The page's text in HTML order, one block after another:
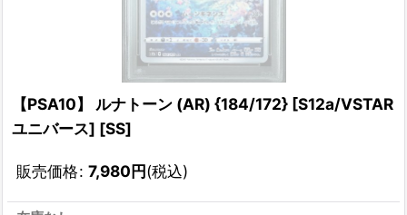
【PSA10】 ルナトーン (AR) {184/172} [S12a/VSTAR
ユニバース] [SS]
販売価格: 7,980円(税込)